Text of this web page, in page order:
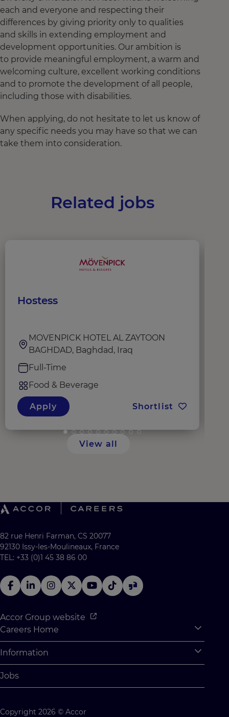
each and everyone and respecting their
differences by giving priority only to qualities
and skills in extending employment and
development opportunities. Our ambition is
to provide meaningful employment, a warm and
welcoming culture, excellent working conditions
and to promote the development of all people,
including those with disabilities.
When applying, do not hesitate to let us know of
any specific needs you may have so that we can
take them into consideration.
Related jobs
Hostess
MOVENPICK HOTEL AL ZAYTOON
BAGHDAD, Baghdad, Iraq
Full-Time
Food & Beverage
Apply Shortlist
View all
82 rue Henri Farman, CS 20077
92130 Issy-les-Moulineaux, France
TEL: +33 (0)1 45 38 86 00
Accor Group website
Careers Home
Why Join Accor
Student Opportunities
Student Challenges
Information
Cookie Settings
Jobs
Copyright 2026 © Accor